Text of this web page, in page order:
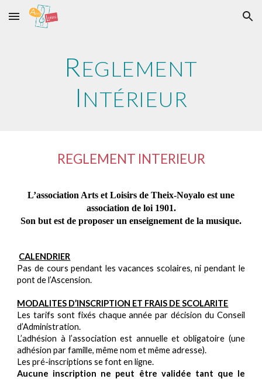
Skip to main content Skip to navigation
REGLEMENT
I NTÉRIEUR
REGLEMENT INTERIEUR
L’association Arts et Loisirs de Theix-Noyalo est une
association de loi 1901.
Son but est de proposer un enseignement de la musique.
CALENDRIER
Pas de cours pendant les vacances scolaires, ni pendant le
pont de l’Ascension.
MODALITES D’INSCRIPTION ET FRAIS DE SCOLARITE
Les tarifs sont fixés chaque année par décision du Conseil
d’Administration.
L’adhésion à l’association est annuelle et obligatoire (une
adhésion par famille, même nom et même adresse).
Les pré-inscriptions se font en ligne.
Aucune inscription ne peut être validée tant que le